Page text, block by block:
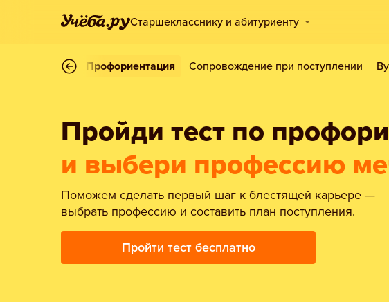
Старшекласснику и абитуриенту
к ЕГЭ и ОГЭ Профориентация Сопровождение при поступлении
Пройди тест по
и выбери профессию
Поможем сделать первый шаг к блестящей карьере —
выбрать профессию и составить план поступления.
Пройти тест бесплатно